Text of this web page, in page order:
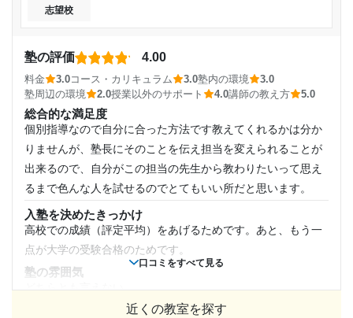
中学受験用の算数と国語を中心に習っていました。小学
生だったのであまり勉強に集中はできなかったけど、志
望校に合格することができました。
志望校と合格状況
第一志望校：合格
1日あたりの授業時間
10,001円〜20,000円
目的の達成度
達成
講師の教え方
いたし、合わない先生もいたが、それはどこの塾にも言える
塾内の環境
塾自体の敷地が狭く、やや息苦しい感じはあった。また、換
気がされないのか常に暖かい感じがして苦手だった。
塾周辺の環境
塾の目の前がかなり車が通る道のため、音がやや気になりは
したが、集中できないほどではなく、気をつけていれば安全
授業以外のサポート
(相談・面談、家庭学習のサポート、授業以外のコミュニケーション等)
先生と生徒が仲良く話している場面もあり、いい意味でもそ
うでない意味でも距離が近く話しかけやすい、聞きやすい環
口コミをすべて見る
志望校
塾の評価 4.00
料金 3.0コース・カリキュラム 3.0塾内の環境
3.0
塾周辺の環境
2.0授業以外のサポート 4.0講師の教え方 5.0
総合的な満足度
個別指導なので自分に合った方法です教えてくれるかは分か
りませんが、塾長にそのことを伝え担当を変えられることが
出来るので、自分がこの担当の先生から教わりたいって思え
るまで色んな人を試せるのでとてもいい所だと思います。
入塾を決めたきっかけ
高校での成績（評定平均）をあげるためです。あと、もう一
点が大学の受験合格のためです。
塾の雰囲気
近くの教室を探す